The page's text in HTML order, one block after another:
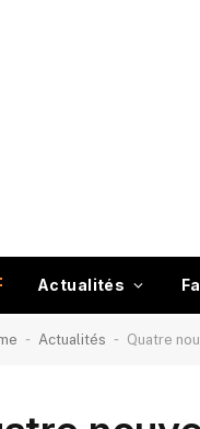
Actualités
- Actualités - Quatre